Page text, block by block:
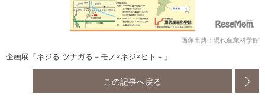
画像出典：現代産業科学館
企画展「ネジる ツナガる－モノ×ネジ×ヒト－」
この記事へ戻る